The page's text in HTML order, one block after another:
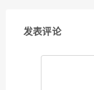
发表评论